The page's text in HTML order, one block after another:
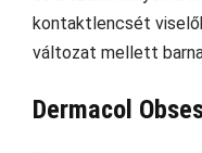
kontaktlencsét
változat mellett
Dermacol